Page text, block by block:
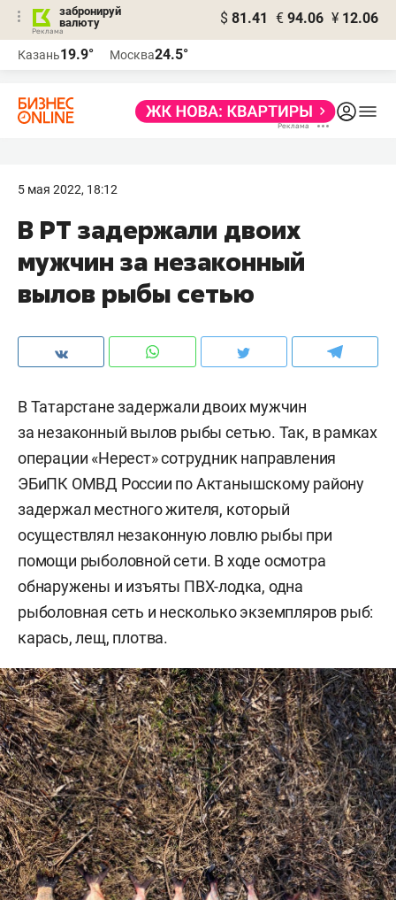
забронируй
валюту
$ 81.41 € 94.06 ¥ 12.06
Казань19.9° Москва24.5°
5 мая 2022, 18:12
В РТ задержали двоих
мужчин за незаконный
вылов рыбы сетью
В Татарстане задержали двоих мужчин
за незаконный вылов рыбы сетью. Так, в рамках
операции «Нерест» сотрудник направления
ЭБиПК ОМВД России по Актанышскому району
задержал местного жителя, который
осуществлял незаконную ловлю рыбы при
помощи рыболовной сети. В ходе осмотра
обнаружены и изъяты ПВХ-лодка, одна
рыболовная сеть и несколько экземпляров рыб:
карась, лещ, плотва.